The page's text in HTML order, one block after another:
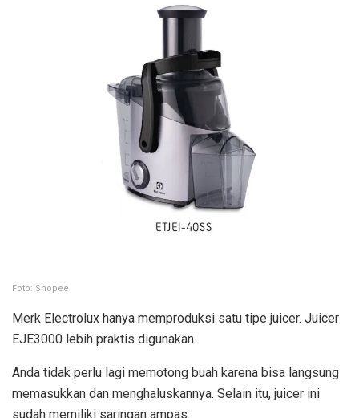
Foto: Shopee
Merk Electrolux hanya memproduksi satu tipe juicer. Juicer
EJE3000 lebih praktis digunakan.
Anda tidak perlu lagi memotong buah karena bisa langsung
memasukkan dan menghaluskannya. Selain itu, juicer ini
sudah memiliki saringan ampas.